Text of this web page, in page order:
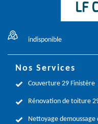
indisponible
Nos Services
Couverture 29 Finistère
Rénovation de toiture
Nettoyage